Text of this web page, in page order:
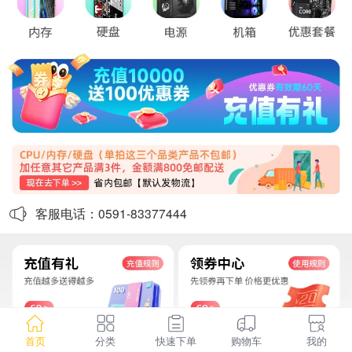
客服电话：0591-83377444
首页 分类 快速下单 购物车 我的